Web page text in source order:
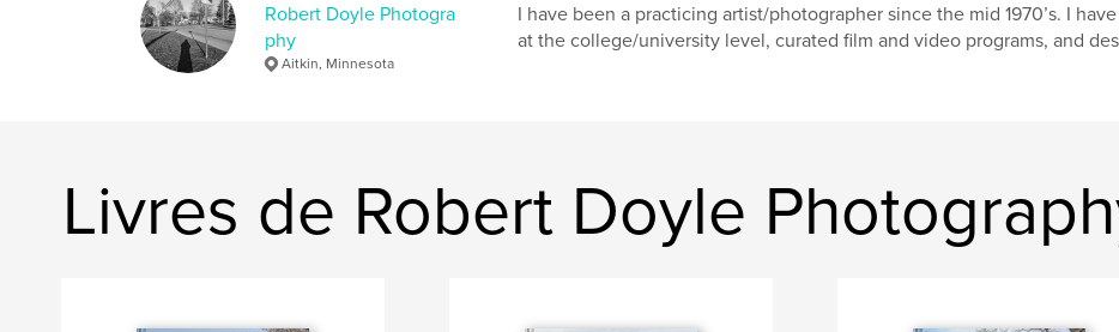
Robert Doyle Photogra
phy
Aitkin, Minnesota
I have been a practicing artist/photographer since the mid 1970’s. I
at the college/university level, curated film and video programs, and
Livres de Robert Doyle